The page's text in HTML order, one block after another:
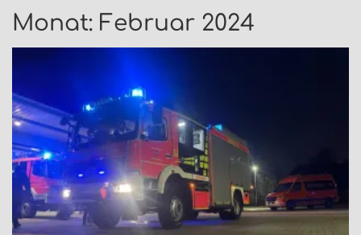
Monat: Februar 2024